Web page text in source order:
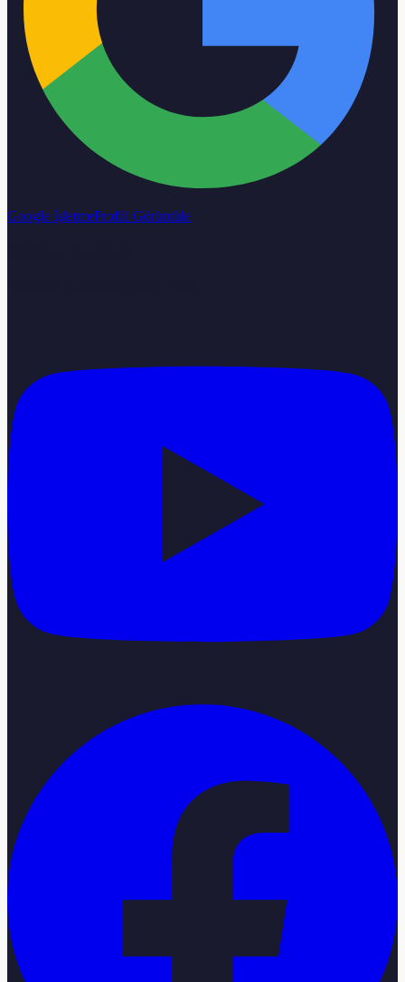
Google İşletmeProfili Görüntüle